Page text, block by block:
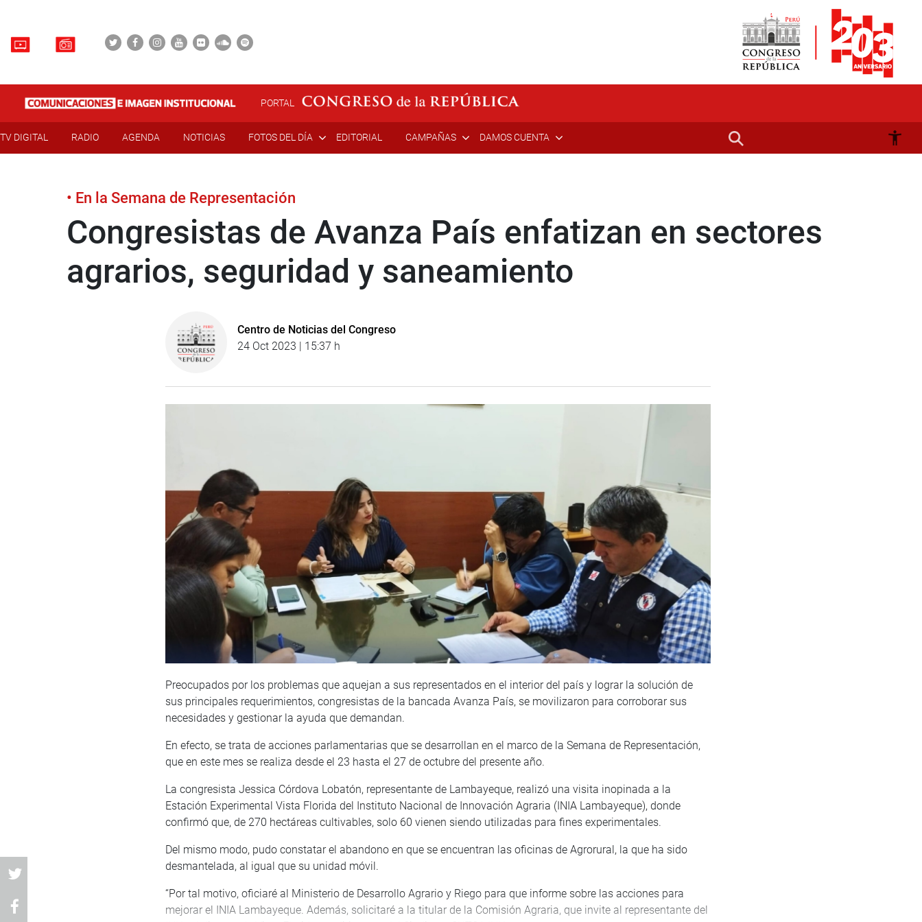
PORTAL
TV DIGITAL RADIO AGENDA NOTICIAS FOTOS DEL DÍA EDITORIAL CAMPAÑAS DAMOS CUENTA
• En la Semana de Representación
Congresistas de Avanza País enfatizan en sectores
agrarios, seguridad y saneamiento
Centro de Noticias del Congreso
24 Oct 2023 | 15:37 h
Preocupados por los problemas que aquejan a sus representados en el interior del país y lograr la solución de
sus principales requerimientos, congresistas de la bancada Avanza País, se movilizaron para corroborar sus
necesidades y gestionar la ayuda que demandan.
En efecto, se trata de acciones parlamentarias que se desarrollan en el marco de la Semana de Representación,
que en este mes se realiza desde el 23 hasta el 27 de octubre del presente año.
La congresista Jessica Córdova Lobatón, representante de Lambayeque, realizó una visita inopinada a la
Estación Experimental Vista Florida del Instituto Nacional de Innovación Agraria (INIA Lambayeque), donde
confirmó que, de 270 hectáreas cultivables, solo 60 vienen siendo utilizadas para fines experimentales.
Del mismo modo, pudo constatar el abandono en que se encuentran las oficinas de Agrorural, la que ha sido
desmantelada, al igual que su unidad móvil.
“Por tal motivo, oficiaré al Ministerio de Desarrollo Agrario y Riego para que informe sobre las acciones para
mejorar el INIA Lambayeque. Además, solicitaré a la titular de la Comisión Agraria, que invite al representante del